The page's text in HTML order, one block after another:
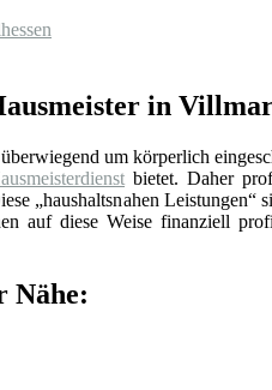
in
um körperlich
bietet. Daher
„haushaltsnahen Leistungen“
auf diese Weise finanziell
Nähe: